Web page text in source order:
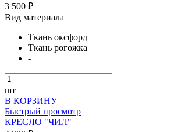
3 500 ₽
Вид материала
Ткань оксфорд
Ткань рогожка
-
шт
В КОРЗИНУ
Быстрый просмотр
КРЕСЛО "ЧИЛ"